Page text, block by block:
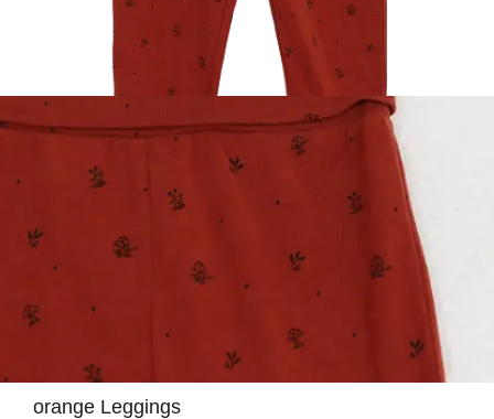
orange Leggings